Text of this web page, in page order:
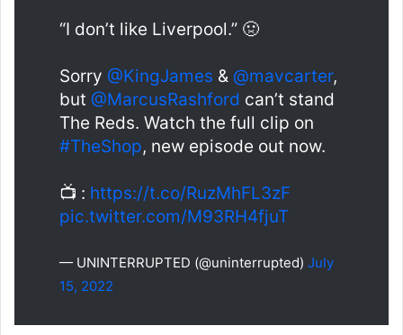
“I don’t like Liverpool.” 🤢
Sorry @KingJames & @mavcarter,
but @MarcusRashford can’t stand
The Reds. Watch the full clip on
#TheShop, new episode out now.
📺 : https://t.co/RuzMhFL3zF
pic.twitter.com/M93RH4fjuT
— UNINTERRUPTED (@uninterrupted) July
15, 2022